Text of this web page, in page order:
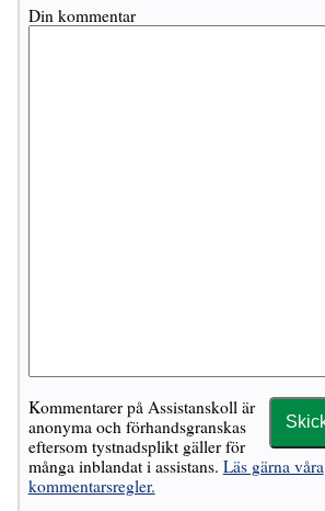
Din kommentar
Kommentarer på Assistanskoll är
anonyma och förhandsgranskas
eftersom tystnadsplikt gäller för
många inblandat i assistans. Läs gärna våra
kommentarsregler.